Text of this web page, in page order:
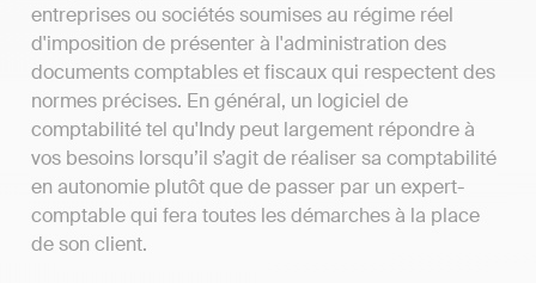
entreprises ou sociétés soumises au régime réel
d'imposition de présenter à l'administration des
documents comptables et fiscaux qui respectent des
normes précises. En général, un logiciel de
comptabilité tel qu'Indy peut largement répondre à
vos besoins lorsqu’il s’agit de réaliser sa comptabilité
en autonomie plutôt que de passer par un expert-
comptable qui fera toutes les démarches à la place
de son client.